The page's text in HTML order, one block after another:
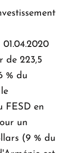
de 223,5
% du
FESD en
un
(9 % du